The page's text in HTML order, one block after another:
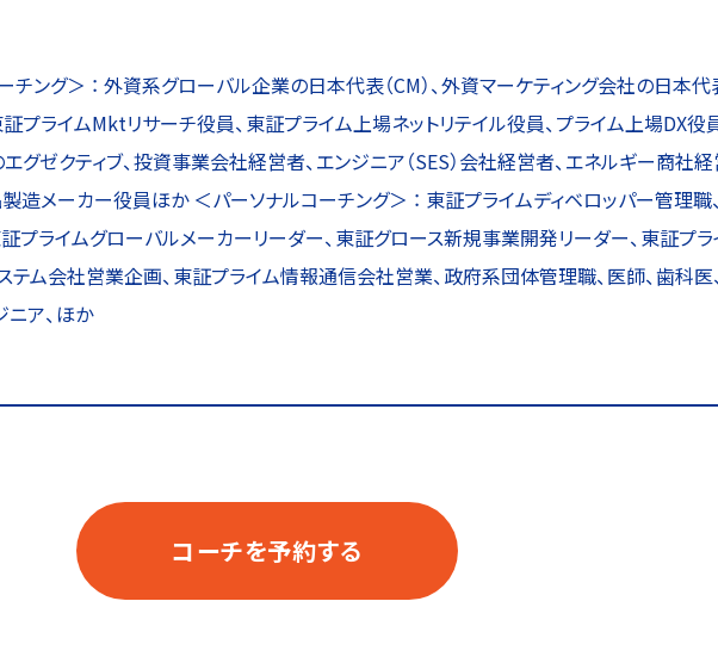
チング＞ ： 外資系グローバル企業の日本代表（CM）、外資マーケティング会社の日本代
プライムMktリサーチ役員、東証プライム上場ネットリテイル役員、プライム上場DX役員
グゼクティブ、投資事業会社経営者、エンジニア（SES）会社経営者、エネルギー商社経
造メーカー役員ほか ＜パーソナルコーチング＞ ： 東証プライムディベロッパー管理職
プライムグローバルメーカーリーダー、東証グロース新規事業開発リーダー、東証プ
テム会社営業企画、東証プライム情報通信会社営業、政府系団体管理職、医師、歯科医
ア、ほか
コーチを予約する